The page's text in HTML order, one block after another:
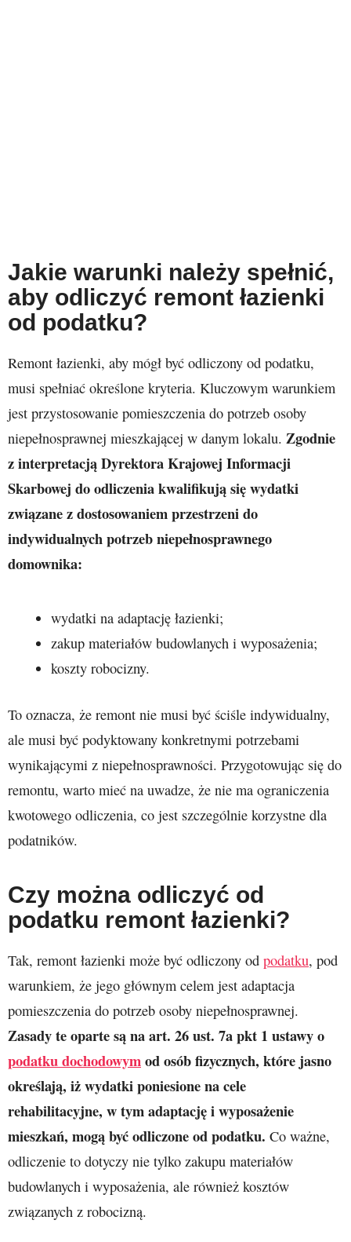
Jakie warunki należy spełnić,
aby odliczyć remont łazienki
od podatku?
Remont łazienki, aby mógł być odliczony od podatku,
musi spełniać określone kryteria. Kluczowym warunkiem
jest przystosowanie pomieszczenia do potrzeb osoby
niepełnosprawnej mieszkającej w danym lokalu. Zgodnie
z interpretacją Dyrektora Krajowej Informacji
Skarbowej do odliczenia kwalifikują się wydatki
związane z dostosowaniem przestrzeni do
indywidualnych potrzeb niepełnosprawnego
domownika:
wydatki na adaptację łazienki;
zakup materiałów budowlanych i wyposażenia;
koszty robocizny.
To oznacza, że remont nie musi być ściśle indywidualny,
ale musi być podyktowany konkretnymi potrzebami
wynikającymi z niepełnosprawności. Przygotowując się do
remontu, warto mieć na uwadze, że nie ma ograniczenia
kwotowego odliczenia, co jest szczególnie korzystne dla
podatników.
Czy można odliczyć od
podatku remont łazienki?
Tak, remont łazienki może być odliczony od podatku, pod
warunkiem, że jego głównym celem jest adaptacja
pomieszczenia do potrzeb osoby niepełnosprawnej.
Zasady te oparte są na art. 26 ust. 7a pkt 1 ustawy o
podatku dochodowymod osób fizycznych, które jasno
określają, iż wydatki poniesione na cele
rehabilitacyjne, w tym adaptację i wyposażenie
mieszkań, mogą być odliczone od podatku. Co ważne,
odliczenie to dotyczy nie tylko zakupu materiałów
budowlanych i wyposażenia, ale również kosztów
związanych z robocizną.